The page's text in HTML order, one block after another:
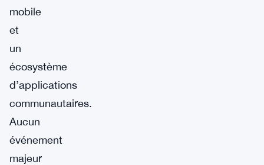
mobile
et
un
écosystème
d’applications
communautaires.
Aucun
événement
majeur